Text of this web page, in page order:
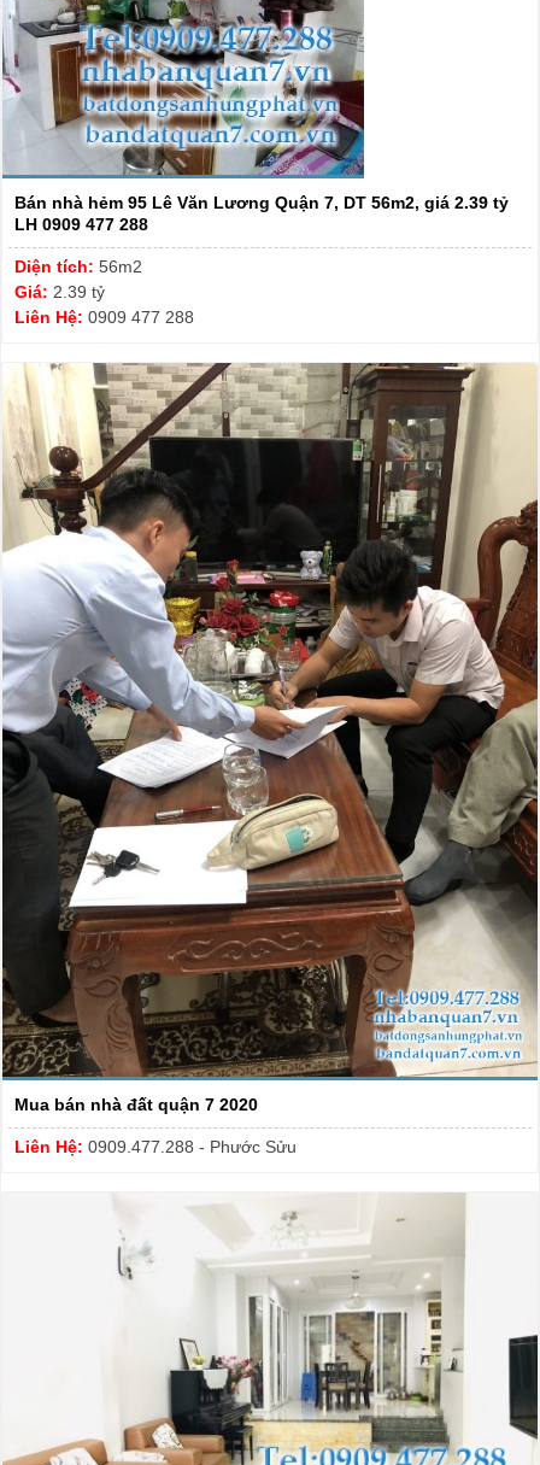
Bán nhà hẻm 95 Lê Văn Lương Quận 7, DT 56m2, giá 2.39 tỷ
LH 0909 477 288
Diện tích: 56m2
Giá: 2.39 tỷ
Liên Hệ: 0909 477 288
Mua bán nhà đất quận 7 2020
Liên Hệ: 0909.477.288 - Phước Sửu